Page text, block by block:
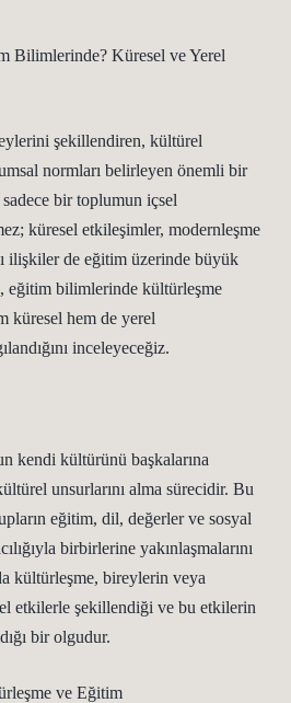
Bilimlerinde? Küresel ve Yerel
şekillendiren, kültürel
normları belirleyen önemli bir
bir toplumun içsel
küresel etkileşimler, modernleşme
ilişkiler de eğitim üzerinde büyük
eğitim bilimlerinde kültürleşme
küresel hem de yerel
inceleyeceğiz.
kendi kültürünü başkalarına
unsurlarını alma sürecidir. Bu
eğitim, dil, değerler ve sosyal
birbirlerine yakınlaşmalarını
kültürleşme, bireylerin veya
etkilerle şekillendiği ve bu etkilerin
bir olgudur.
ve Eğitim